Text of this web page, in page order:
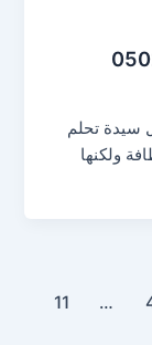
شقق العين 0502025177 كل سيدة تحلم
ولكنها
…
11